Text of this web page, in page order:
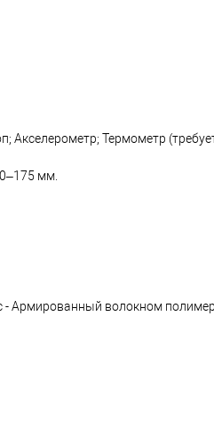
Термометр
мм.
- Армированный волокном